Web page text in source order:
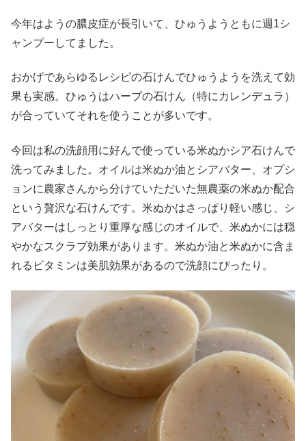
今年はようの膿皮症が長引いて、ひゅうようともに週1シ
ャンプーしてました。
おかげであらゆるレシピの石けんでひゅうようを洗えて効
果も実感。ひゅうはハーブの石けん（特にカレンデュラ）
が合っていてそれを使うことが多いです。
今回は私の洗顔用に好んで使っている米ぬかシア石けんで
洗ってみました。オイルは米ぬか油とシアバター、オプシ
ョンに農家さんから分けていただいた無農薬の米ぬか配合
という贅沢な石けんです。米ぬかはさっぱり軽い感じ、シ
アバターはしっとり重厚な感じのオイルで、米ぬかには穏
やかなスクラブ効果があります。米ぬか油と米ぬかに含ま
れるビタミンは美肌効果があるので洗顔にぴったり。